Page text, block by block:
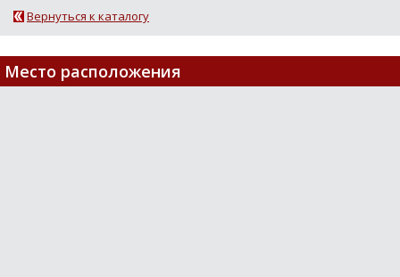
Вернуться к каталогу
Место расположения